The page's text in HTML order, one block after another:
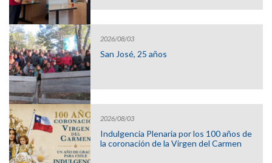
2026/08/03
San José, 25 años
2026/08/03
Indulgencia Plenaria por los 100 años de
la coronación de la Virgen del Carmen